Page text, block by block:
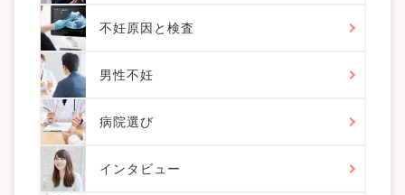
不妊原因と検査
男性不妊
病院選び
インタビュー